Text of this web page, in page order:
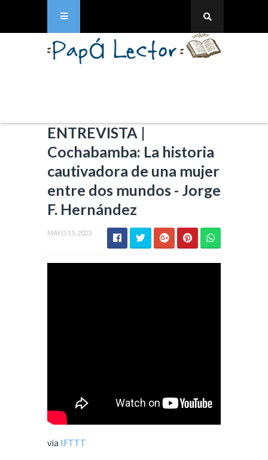
ENTREVISTA |
Cochabamba: La historia
cautivadora de una mujer
entre dos mundos - Jorge
F. Hernández
MAYO 15, 2023
via IFTTT